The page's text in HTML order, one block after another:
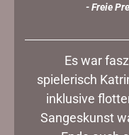
- Freie
Es war
spielerisch
inklusive
Sangeskunst